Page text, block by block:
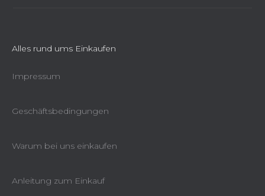
Alles rund ums Einkaufen
Impressum
Geschäftsbedingungen
Warum bei uns einkaufen
Anleitung zum Einkauf